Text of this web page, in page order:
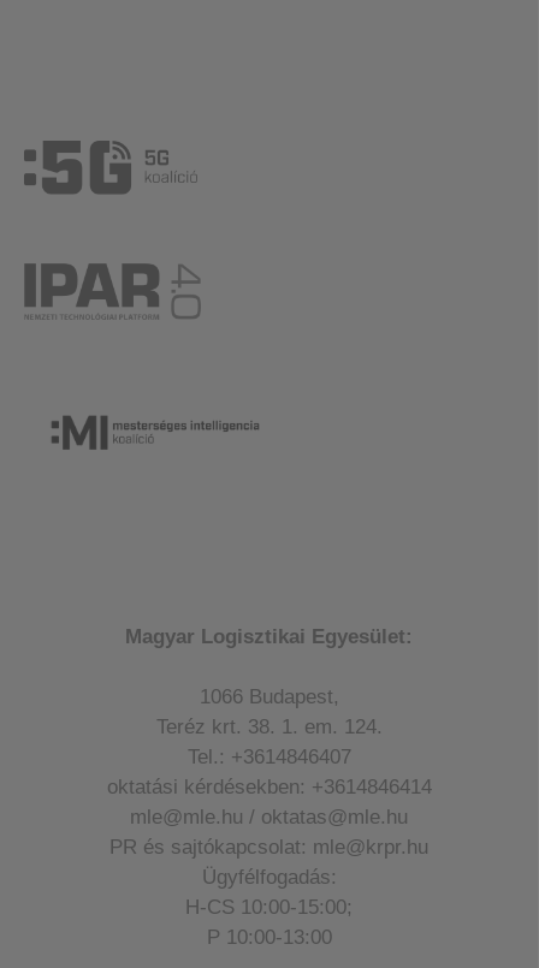
Magyar Logisztikai Egyesület:
1066 Budapest,
Teréz krt. 38. 1. em. 124.
Tel.: +3614846407
oktatási kérdésekben: +3614846414
mle@mle.hu / oktatas@mle.hu
PR és sajtókapcsolat: mle@krpr.hu
Ügyfélfogadás:
H-CS 10:00-15:00;
P 10:00-13:00